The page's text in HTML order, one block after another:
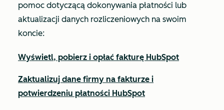
pomoc dotyczącą dokonywania płatności lub
aktualizacji danych rozliczeniowych na swoim
koncie:
Wyświetl, pobierz i opłać fakturę HubSpot
Zaktualizuj dane firmy na fakturze i
potwierdzeniu płatności HubSpot